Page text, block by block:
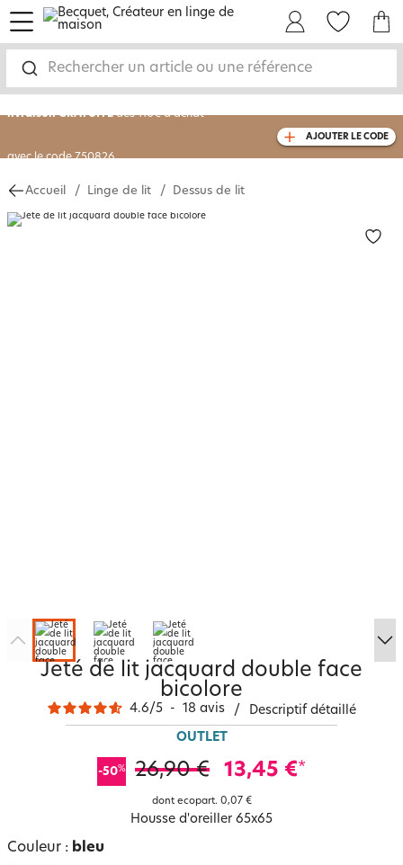
Rechercher un article ou une référence
menu
-30% sur votre commandedès 2 articles
achetés
AJOUTER LE CODE
Accueil Linge de lit Dessus de lit
Jeté de lit jacquard double face
bicolore
4.6/5 - 18 avis / Descriptif détaillé
OUTLET
-50% 26,90 € 13,45 €*
dont ecopart. 0,07 €
Housse d'oreiller 65x65
Couleur : bleu